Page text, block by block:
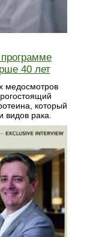
40 лет
медосмотров
который
видов рака.